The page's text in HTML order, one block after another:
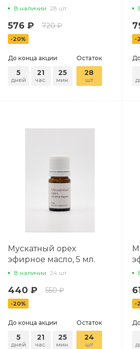
В наличии 28 шт
576 ₽ 720 ₽
-20%
До конца акции
5
дней
21
час.
25
мин.
Остаток
28
шт
-
Мускатный орех
эфирное масло, 5 мл.
В наличии 24 шт
440 ₽ 550 ₽
-20%
До конца акции
5
дней
21
час.
25
мин.
Остаток
24
шт
-